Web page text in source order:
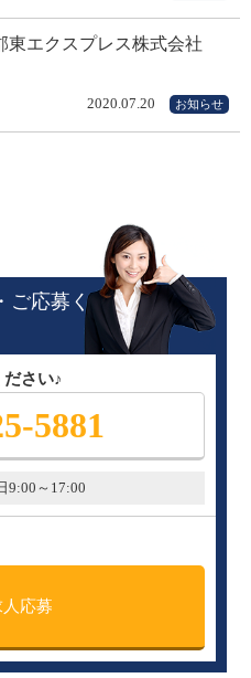
東エクスプレス株式会社
2020.07.20 お知らせ
ご応募く
さい♪
5881
9:00～17:00
人応募